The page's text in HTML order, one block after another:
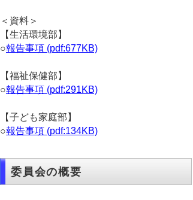
＜資料＞
【生活環境部】
○報告事項 (pdf:677KB)
【福祉保健部】
○報告事項 (pdf:291KB)
【子ども家庭部】
○報告事項 (pdf:134KB)
委員会の概要